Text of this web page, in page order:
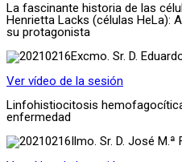
La fascinante historia de las
Henrietta Lacks (células HeLa):
su protagonista
Excmo. Sr. D.
Ver vídeo de la sesión
Linfohistiocitosis
enfermedad
Ilmo. Sr. D. José